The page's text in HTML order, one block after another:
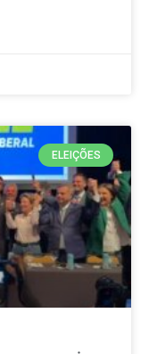
ELEIÇÕES